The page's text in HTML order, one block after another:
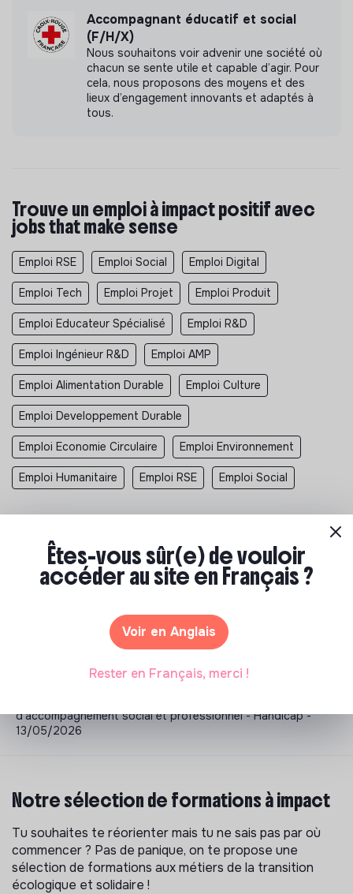
Engagement envers les parties prenantes
Documents
Accompagnant éducatif et social
(F/H/X)
Nous souhaitons voir advenir une société où
chacun se sente utile et capable d’agir. Pour
cela, nous proposons des moyens et des
lieux d’engagement innovants et adaptés à
tous.
Trouve un emploi à impact positif avec
jobs that make sense
Emploi RSE Emploi Social Emploi Digital
Emploi Tech Emploi Projet Emploi Produit
Emploi Educateur Spécialisé Emploi R&D
Emploi Ingénieur R&D Emploi AMP
Emploi Alimentation Durable Emploi Culture
Emploi Developpement Durable
Emploi Economie Circulaire Emploi Environnement
Emploi Humanitaire Emploi RSE Emploi Social
Les entreprises à impact positif et associations qui recrutent
L'Arche en Anjou recherche un Moniteur d'atelier - Activités
de Jour - CDD 80% - Lys-Haut-Layon - CDD - Coordination,
d'accompagnement social et professionnel - Handicap -
13/05/2026
Notre sélection de formations à impact
Tu souhaites te réorienter mais tu ne sais pas par où
commencer ? Pas de panique, on te propose une
sélection de formations aux métiers de la transition
écologique et solidaire !
Êtes-vous sûr(e) de vouloir
accéder au site en Français ?
Voir en Anglais
Rester en Français, merci !